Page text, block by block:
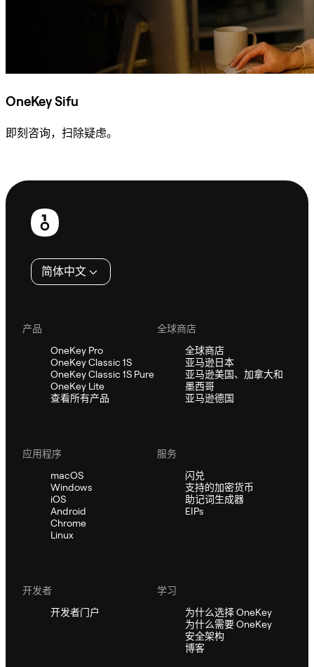
OneKey Sifu
即刻咨询，扫除疑虑。
页
简体中文
产品
OneKey Pro
OneKey Classic 1S
OneKey Classic 1S Pure
OneKey Lite
查看所有产品
全球商店
全球商店
亚马逊日本
亚马逊美国、加拿大和
墨西哥
亚马逊德国
应用程序
macOS
Windows
iOS
Android
Chrome
Linux
服务
闪兑
支持的加密货币
助记词生成器
EIPs
开发者
开发者门户
学习
为什么选择 OneKey
为什么需要 OneKey
安全架构
博客